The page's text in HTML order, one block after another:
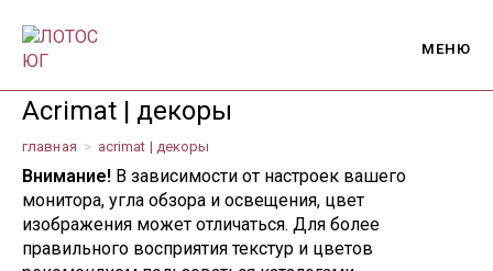
содержимому
МЕНЮ
Acrimat | декоры
главная > acrimat | декоры
Внимание! В зависимости от настроек вашего
монитора, угла обзора и освещения, цвет
изображения может отличаться. Для более
правильного восприятия текстур и цветов